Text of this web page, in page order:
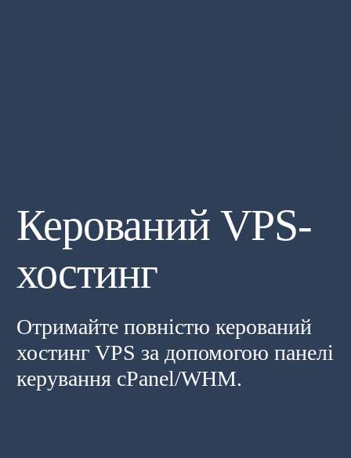
Керований VPS-
хостинг
Отримайте повністю керований
хостинг VPS за допомогою панелі
керування cPanel/WHM.